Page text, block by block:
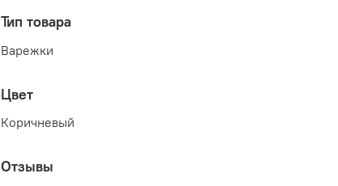
Тип товара
Варежки
Цвет
Коричневый
Отзывы